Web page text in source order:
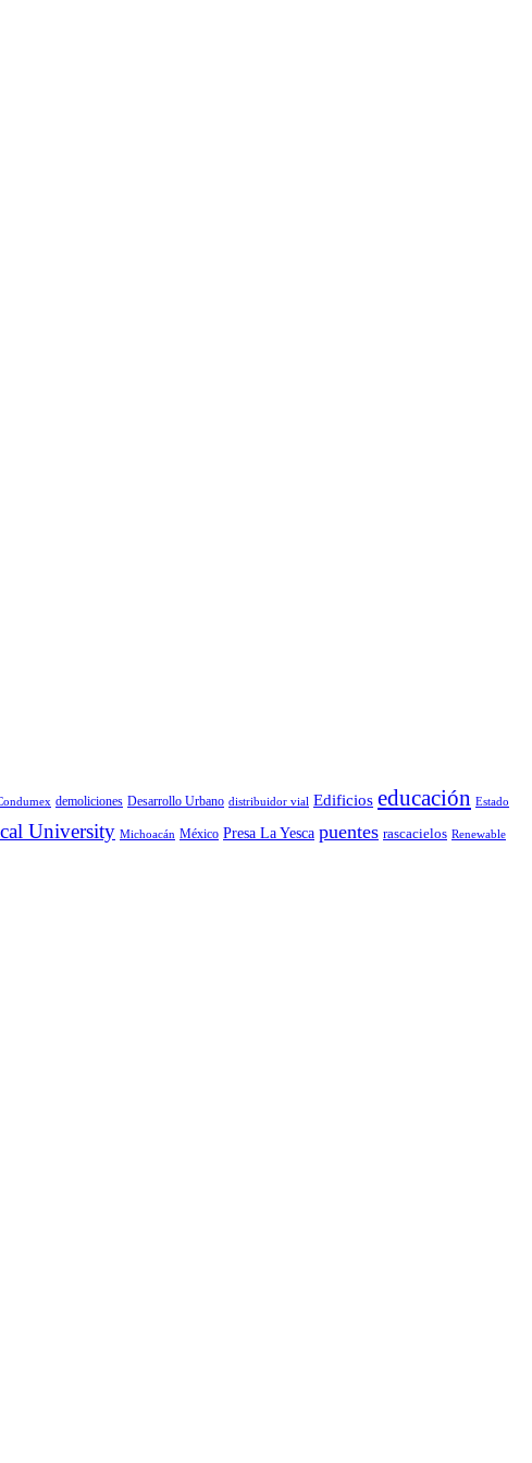
demoliciones Desarrollo Urbano distribuidor vial Edificios educación Estado
University Michoacán México Presa La Yesca puentes rascacielos Renewable